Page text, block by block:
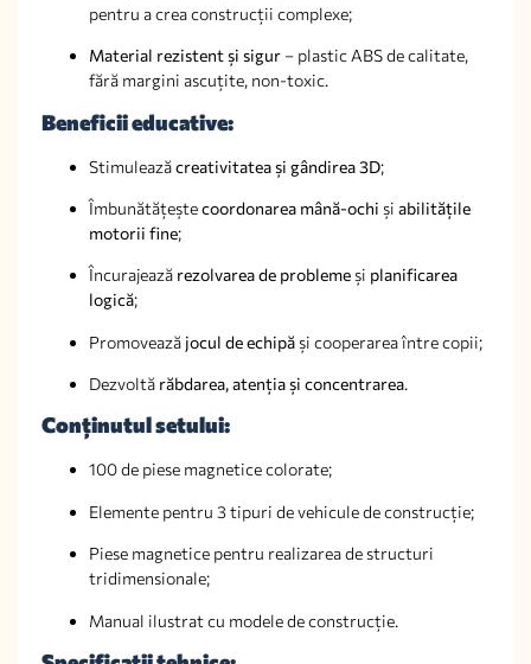
pentru a crea construcții complexe;
Material rezistent și sigur – plastic ABS de calitate,
fără margini ascuțite, non-toxic.
Beneficii educative:
Stimuleazăcreativitatea și gândirea 3D;
Îmbunătățeștecoordonarea mână-ochi și abilitățile
motorii fine;
Încurajează rezolvarea de probleme și planificarea
logică;
Promovează jocul de echipă și cooperarea între copii;
Dezvoltă răbdarea, atenția și concentrarea.
Conținutul setului:
100 de piese magnetice colorate;
Elemente pentru 3 tipuri de vehicule de construcție;
Piese magnetice pentru realizarea de structuri
tridimensionale;
Manual ilustrat cu modele de construcție.